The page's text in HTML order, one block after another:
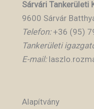
Sárvári Tankerületi
9600 Sárvár
Telefon:+36 (95)
Tankerületi
E-mail:
Alapítvány